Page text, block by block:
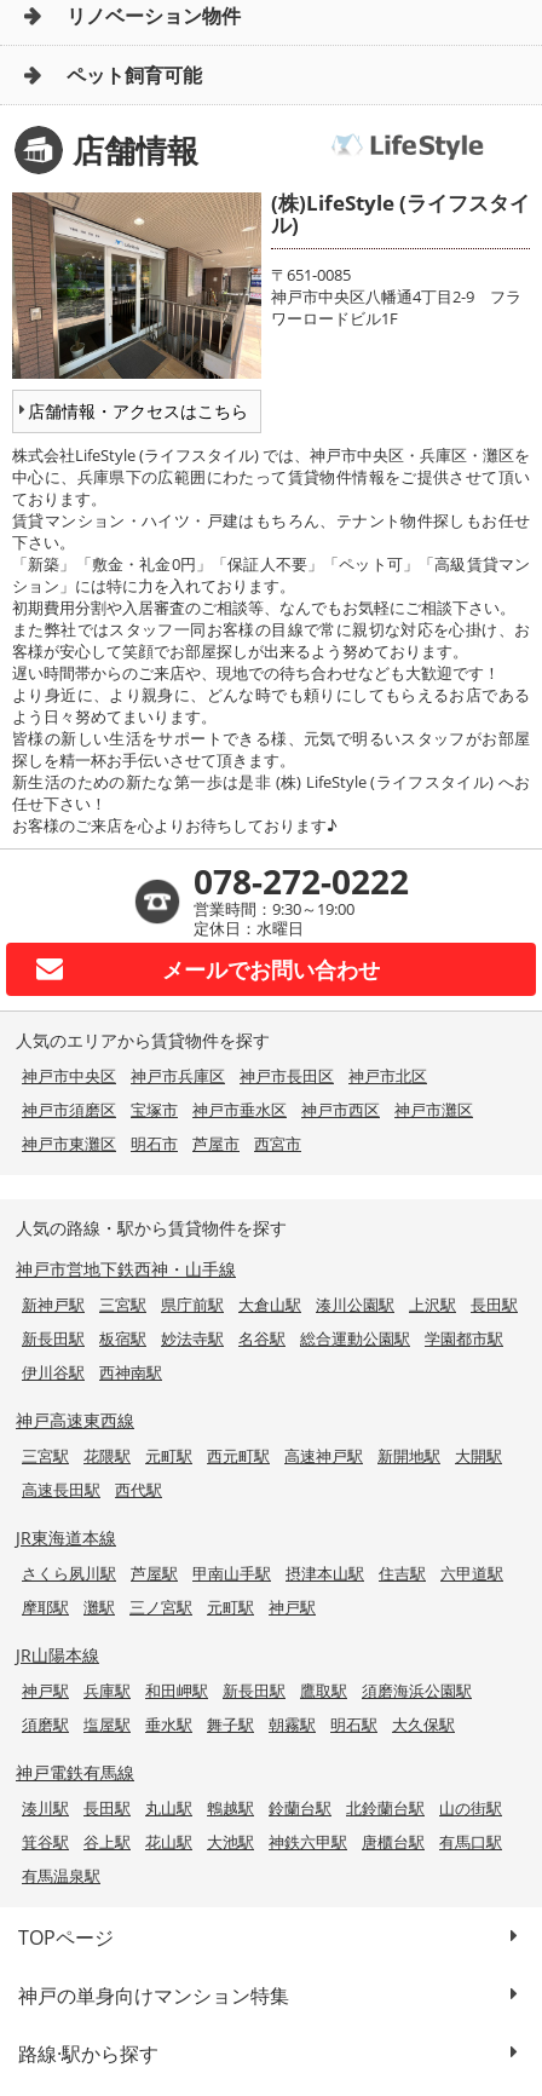
リノベーション物件
ペット飼育可能
店舗情報
店舗情報・アクセスはこちら
(株)LifeStyle (ライフスタイ
ル)
〒651-0085
神戸市中央区八幡通4丁目2-9 フラ
ワーロードビル1F
株式会社LifeStyle (ライフスタイル) では、神戸市中央区・兵庫区・灘区を
中心に、兵庫県下の広範囲にわたって賃貸物件情報をご提供させて頂い
ております。
賃貸マンション・ハイツ・戸建はもちろん、テナント物件探しもお任せ
下さい。
「新築」「敷金・礼金0円」「保証人不要」「ペット可」「高級賃貸マン
ション」には特に力を入れております。
初期費用分割や入居審査のご相談等、なんでもお気軽にご相談下さい。
また弊社ではスタッフ一同お客様の目線で常に親切な対応を心掛け、お
客様が安心して笑顔でお部屋探しが出来るよう努めております。
遅い時間帯からのご来店や、現地での待ち合わせなども大歓迎です！
より身近に、より親身に、どんな時でも頼りにしてもらえるお店である
よう日々努めてまいります。
皆様の新しい生活をサポートできる様、元気で明るいスタッフがお部屋
探しを精一杯お手伝いさせて頂きます。
新生活のための新たな第一歩は是非 (株) LifeStyle (ライフスタイル) へお
任せ下さい！
お客様のご来店を心よりお待ちしております♪
078-272-0222
営業時間：9:30～19:00
定休日：水曜日
メールでお問い合わせ
人気のエリアから賃貸物件を探す
神戸市中央区 神戸市兵庫区 神戸市長田区
神戸市北区
神戸市須磨区
宝塚市 神戸市垂水区 神戸市西区
神戸市灘区
神戸市東灘区
明石市 芦屋市 西宮市
人気の路線・駅から賃貸物件を探す
神戸市営地下鉄西神・山手線
新神戸駅 三宮駅 県庁前駅 大倉山駅 湊川公園駅 上沢駅
長田駅
新長田駅
板宿駅 妙法寺駅 名谷駅 総合運動公園駅
学園都市駅
伊川谷駅
西神南駅
神戸高速東西線
三宮駅 花隈駅 元町駅 西元町駅 高速神戸駅 新開地駅
大開駅
高速長田駅
西代駅
JR東海道本線
さくら夙川駅 芦屋駅 甲南山手駅 摂津本山駅 住吉駅
六甲道駅
摩耶駅
灘駅 三ノ宮駅 元町駅 神戸駅
JR山陽本線
神戸駅 兵庫駅 和田岬駅 新長田駅 鷹取駅
須磨海浜公園駅
須磨駅
塩屋駅 垂水駅 舞子駅 朝霧駅 明石駅 大久保駅
神戸電鉄有馬線
湊川駅 長田駅 丸山駅 鵯越駅 鈴蘭台駅 北鈴蘭台駅
山の街駅
箕谷駅
谷上駅 花山駅 大池駅 神鉄六甲駅 唐櫃台駅
有馬口駅
有馬温泉駅
TOPページ
神戸の単身向けマンション特集
路線·駅から探す